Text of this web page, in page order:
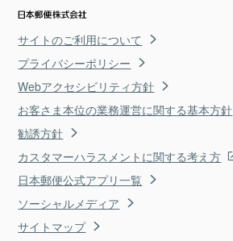
サイトのご利用について
プライバシーポリシー
Webアクセシビリティ方針
お客さま本位の業務運営に関する基本方針
勧誘方針
カスタマーハラスメントに関する考え方
日本郵便公式アプリ一覧
ソーシャルメディア
サイトマップ